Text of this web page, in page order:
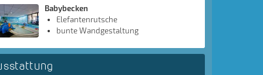
Babybecken
Elefantenrutsche
bunte Wandgestaltung